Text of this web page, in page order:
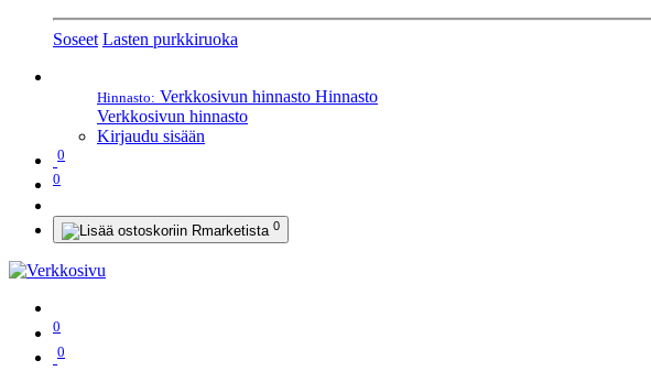
Soseet Lasten purkkiruoka
Hinnasto: Verkkosivun hinnasto Hinnasto
Verkkosivun hinnasto
Kirjaudu sisään
0
0
0
0
0